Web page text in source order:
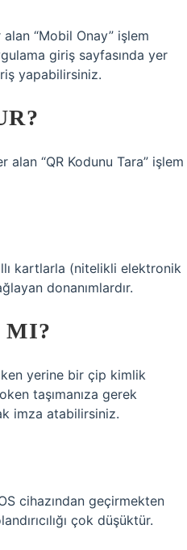
alan “Mobil Onay” işlem
giriş sayfasında yer
yapabilirsiniz.
alan “QR Kodunu Tara” işlem
kartlarla (nitelikli elektronik
donanımlardır.
MI?
yerine bir çip kimlik
taşımanıza gerek
imza atabilirsiniz.
cihazından geçirmekten
çok düşüktür.